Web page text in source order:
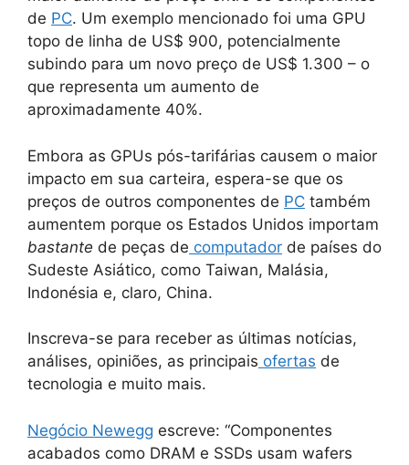
de PC. Um exemplo mencionado foi uma GPU
topo de linha de US$ 900, potencialmente
subindo para um novo preço de US$ 1.300 – o
que representa um aumento de
aproximadamente 40%.
Embora as GPUs pós-tarifárias causem o maior
impacto em sua carteira, espera-se que os
preços de outros componentes de PC também
aumentem porque os Estados Unidos importam
bastante de peças de computador de países do
Sudeste Asiático, como Taiwan, Malásia,
Indonésia e, claro, China.
Inscreva-se para receber as últimas notícias,
análises, opiniões, as principais ofertas de
tecnologia e muito mais.
Negócio Newegg escreve: “Componentes
acabados como DRAM e SSDs usam wafers